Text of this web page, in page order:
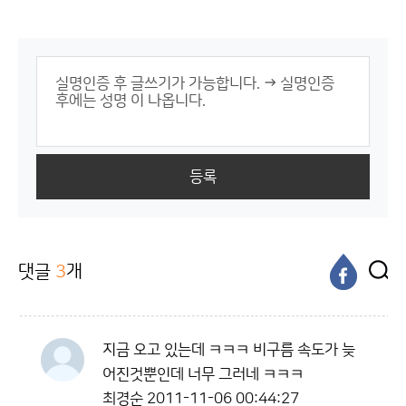
등록
댓글 3개
지금 오고 있는데 ㅋㅋㅋ 비구름 속도가 늦
어진것뿐인데 너무 그러네 ㅋㅋㅋ
최경순 2011-11-06 00:44:27